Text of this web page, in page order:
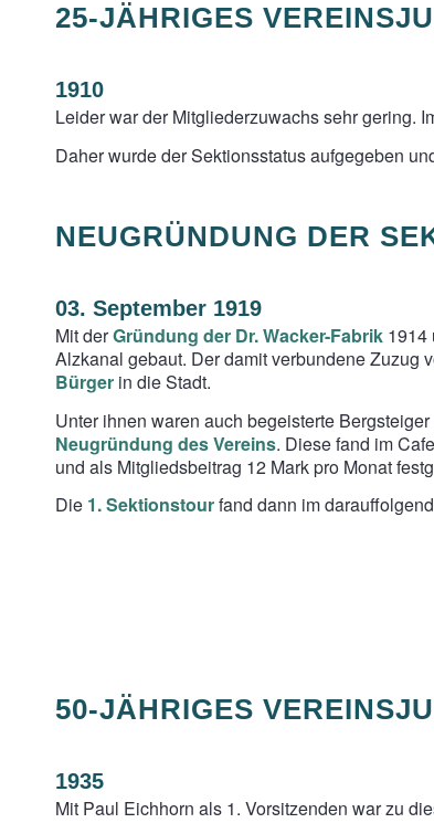
25-JÄHRIGES
1910
Leider war der Mitgliederzuwachs sehr gering.
Daher wurde der Sektionsstatus aufgegeben
NEUGRÜNDUNG DER
03. September 1919
Mit derGründung der Dr. Wacker-Fabrik 1914
Alzkanal gebaut. Der damit verbundene Zuzug
Bürger in die Stadt.
Unter ihnen waren auch begeisterte
Neugründung des Vereins. Diese fand im
und als Mitgliedsbeitrag 12 Mark pro Monat
Die 1. Sektionstourfand dann im
50-JÄHRIGES
1935
Mit Paul Eichhorn als 1. Vorsitzenden war zu